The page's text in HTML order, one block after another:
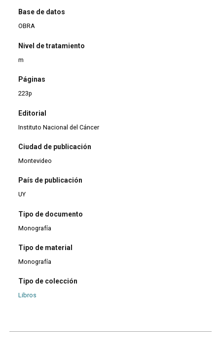
Base de datos
OBRA
Nivel de tratamiento
m
Páginas
223p
Editorial
Instituto Nacional del Cáncer
Ciudad de publicación
Montevideo
País de publicación
UY
Tipo de documento
Monografía
Tipo de material
Monografía
Tipo de colección
Libros